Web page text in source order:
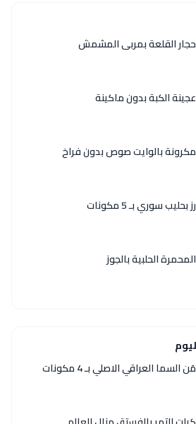
القلعة بمربى المشمش
الكبة بدون ماكينة
بالوايت صوص بدون فراخ
سوري بـ 5 مكونات
الحلبية بالجوز
العراقي الاصلي بـ 4 مكونات